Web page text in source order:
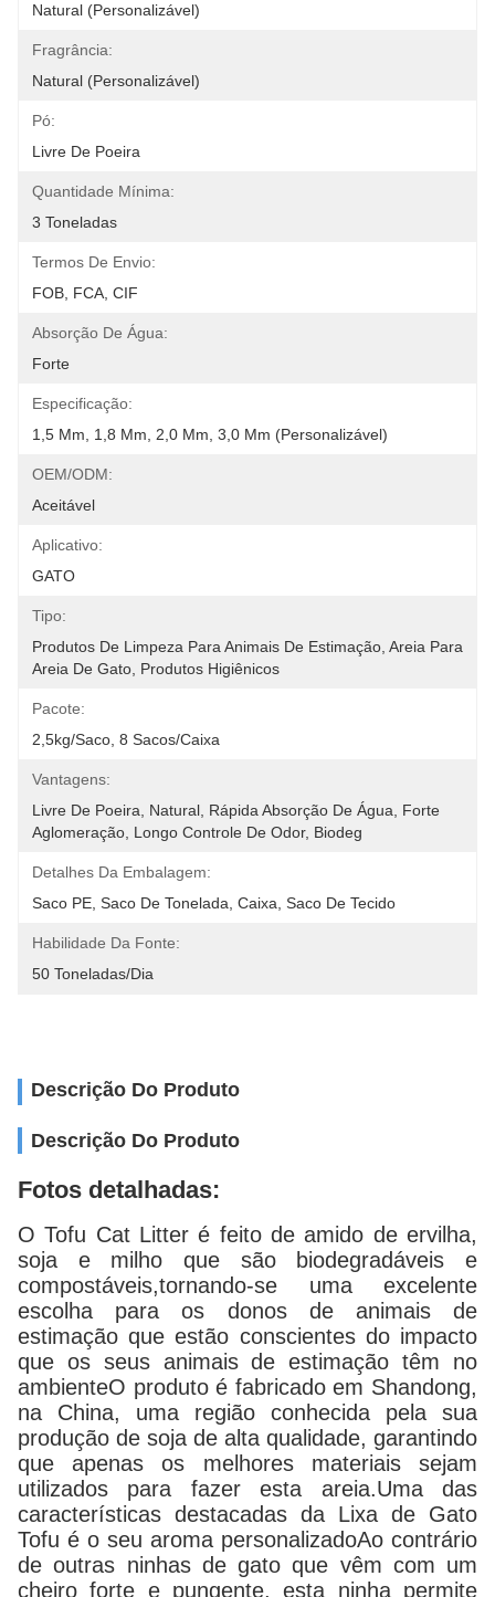
Natural (personalizável)
Fragrância:
Natural (personalizável)
Pó:
Livre De Poeira
Quantidade Mínima:
3 Toneladas
Termos De Envio:
FOB, FCA, CIF
Absorção De Água:
Forte
Especificação:
1,5 Mm, 1,8 Mm, 2,0 Mm, 3,0 Mm (personalizável)
OEM/ODM:
Aceitável
Aplicativo:
GATO
Tipo:
Produtos De Limpeza Para Animais De Estimação, Areia Para
Areia De Gato, Produtos Higiênicos
Pacote:
2,5kg/saco, 8 Sacos/caixa
Vantagens:
Livre De Poeira, Natural, Rápida Absorção De Água, Forte
Aglomeração, Longo Controle De Odor, Biodeg
Detalhes Da Embalagem:
Saco PE, Saco De Tonelada, Caixa, Saco De Tecido
Habilidade Da Fonte:
50 Toneladas/Dia
Descrição Do Produto
Descrição Do Produto
Fotos detalhadas:
O Tofu Cat Litter é feito de amido de ervilha,
soja e milho que são biodegradáveis e
compostáveis,tornando-se uma excelente
escolha para os donos de animais de
estimação que estão conscientes do impacto
que os seus animais de estimação têm no
ambienteO produto é fabricado em Shandong,
na China, uma região conhecida pela sua
produção de soja de alta qualidade, garantindo
que apenas os melhores materiais sejam
utilizados para fazer esta areia.Uma das
características destacadas da Lixa de Gato
Tofu é o seu aroma personalizadoAo contrário
de outras ninhas de gato que vêm com um
cheiro forte e pungente, esta ninha permite